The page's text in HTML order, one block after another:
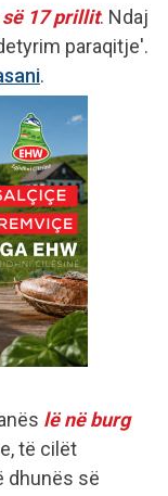
17 prillit. Ndaj
paraqitje'.
.
lë në burg
të cilët
dhunës së